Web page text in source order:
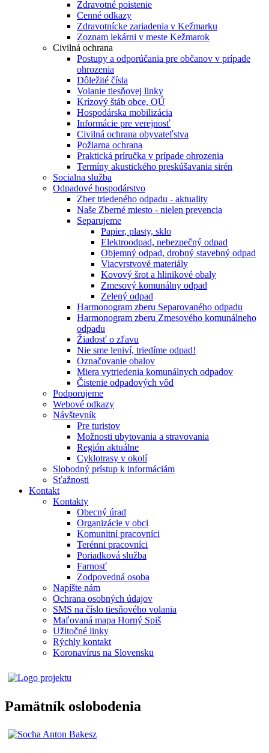
Zdravotné poistenie
Cenné odkazy
Zdravotnícke zariadenia v Kežmarku
Zoznam lekárni v meste Kežmarok
Civilná ochrana
Postupy a odporúčania pre občanov v prípade
ohrozenia
Dôležité čísla
Volanie tiesňovej linky
Krízový štáb obce, OÚ
Hospodárska mobilizácia
Informácie pre verejnosť
Civilná ochrana obyvateľstva
Požiarna ochrana
Praktická príručka v prípade ohrozenia
Termíny akustického preskúšavania sirén
Socialna služba
Odpadové hospodárstvo
Zber triedeného odpadu - aktuality
Naše Zberné miesto - nielen prevencia
Separujeme
Papier, plasty, sklo
Elektroodpad, nebezpečný odpad
Objemný odpad, drobný stavebný odpad
Viacvrstvové materiály
Kovový šrot a hlinikové obaly
Zmesový komunálny odpad
Zelený odpad
Harmonogram zberu Separovaného odpadu
Harmonogram zberu Zmesového komunálneho
odpadu
Žiadosť o zľavu
Nie sme leniví, triedíme odpad!
Označovanie obalov
Miera vytriedenia komunálnych odpadov
Čistenie odpadových vôd
Podporujeme
Webové odkazy
Návštevník
Pre turistov
Možnosti ubytovania a stravovania
Región aktuálne
Cyklotrasy v okolí
Slobodný prístup k informáciám
Sťažnosti
Kontakt
Kontakty
Obecný úrad
Organizácie v obci
Komunitní pracovníci
Terénni pracovníci
Poriadková služba
Farnosť
Zodpovedná osoba
Napíšte nám
Ochrana osobných údajov
SMS na číslo tiesňového volania
Maľovaná mapa Horný Spiš
Užitočné linky
Rýchly kontakt
Koronavírus na Slovensku
Pamätník oslobodenia